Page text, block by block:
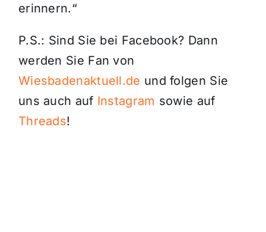
erinnern.“
P.S.: Sind Sie bei Facebook? Dann
werden Sie Fan von
Wiesbadenaktuell.de und folgen Sie
uns auch auf Instagram sowie auf
Threads!